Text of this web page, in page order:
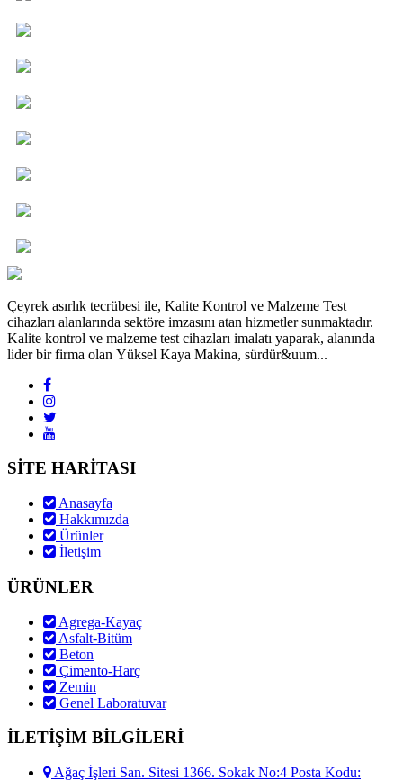
Çeyrek asırlık tecrübesi ile, Kalite Kontrol ve Malzeme Test
cihazları alanlarında sektöre imzasını atan hizmetler sunmaktadır.
Kalite kontrol ve malzeme test cihazları imalatı yaparak, alanında
lider bir firma olan Yüksel Kaya Makina, sürdür&uum...
SİTE HARİTASI
Anasayfa
Hakkımızda
Ürünler
İletişim
ÜRÜNLER
Agrega-Kayaç
Asfalt-Bitüm
Beton
Çimento-Harç
Zemin
Genel Laboratuvar
İLETİŞİM BİLGİLERİ
Ağaç İşleri San. Sitesi 1366. Sokak No:4 Posta Kodu: